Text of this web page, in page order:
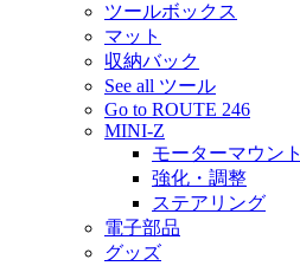
ツールボックス
マット
収納バック
See all ツール
Go to ROUTE 246
MINI-Z
モーターマウント
強化・調整
ステアリング
電子部品
グッズ